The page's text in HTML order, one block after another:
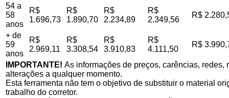
54 a
58
anos
R$
1.696,73
R$
1.890,70
R$
2.234,89
R$
2.349,56
R$
+ de
59
anos
R$
2.969,11
R$
3.308,54
R$
3.910,83
R$
4.111,50
R$
IMPORTANTE! As informações de preços, carências,
alterações a qualquer momento.
Esta ferramenta não tem o objetivo de substituir o material
trabalho do corretor.